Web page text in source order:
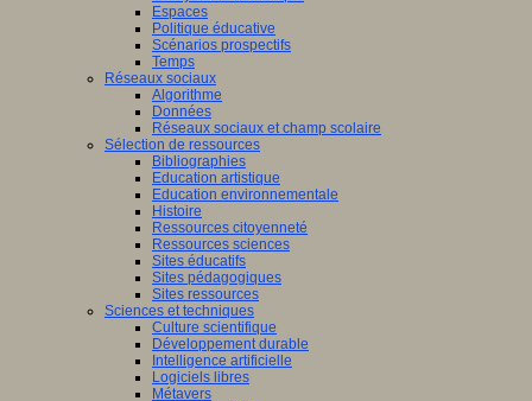
Espaces
Politique éducative
Scénarios prospectifs
Temps
Réseaux sociaux
Algorithme
Données
Réseaux sociaux et champ scolaire
Sélection de ressources
Bibliographies
Education artistique
Education environnementale
Histoire
Ressources citoyenneté
Ressources sciences
Sites éducatifs
Sites pédagogiques
Sites ressources
Sciences et techniques
Culture scientifique
Développement durable
Intelligence artificielle
Logiciels libres
Métavers